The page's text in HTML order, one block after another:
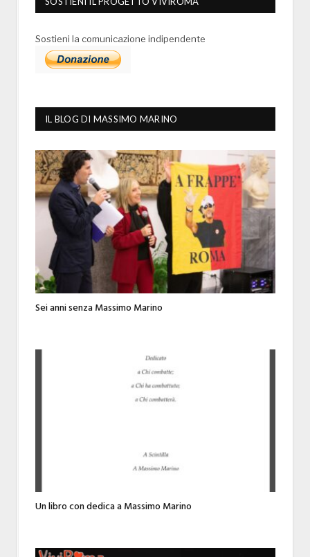
Sostieni la comunicazione indipendente
IL BLOG DI MASSIMO MARINO
Sei anni senza Massimo Marino
Un libro con dedica a Massimo Marino